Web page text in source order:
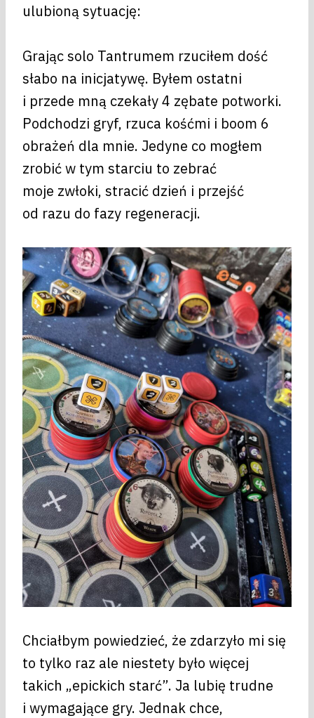
ulubioną sytuację:
Grając solo Tantrumem rzuciłem dość
słabo na inicjatywę. Byłem ostatni
i przede mną czekały 4 zębate potworki.
Podchodzi gryf, rzuca kośćmi i boom 6
obrażeń dla mnie. Jedyne co mogłem
zrobić w tym starciu to zebrać
moje zwłoki, stracić dzień i przejść
od razu do fazy regeneracji.
Chciałbym powiedzieć, że zdarzyło mi się
to tylko raz ale niestety było więcej
takich „epickich starć”. Ja lubię trudne
i wymagające gry. Jednak chce,